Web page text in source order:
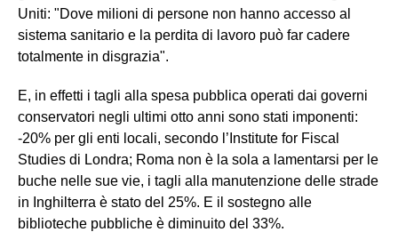
Uniti: "Dove milioni di persone non hanno accesso al
sistema sanitario e la perdita di lavoro può far cadere
totalmente in disgrazia".
E, in effetti i tagli alla spesa pubblica operati dai governi
conservatori negli ultimi otto anni sono stati imponenti:
-20% per gli enti locali, secondo l’Institute for Fiscal
Studies di Londra; Roma non è la sola a lamentarsi per le
buche nelle sue vie, i tagli alla manutenzione delle strade
in Inghilterra è stato del 25%. E il sostegno alle
biblioteche pubbliche è diminuito del 33%.